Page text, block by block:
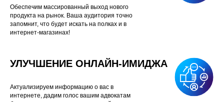
Обеспечим массированный выход нового
продукта на рынок. Ваша аудитория точно
запомнит, что будет искать на полках и в
интернет-магазинах!
УЛУЧШЕНИЕ ОНЛАЙН-ИМИДЖА
Актуализируем информацию о вас в
интернете, дадим голос вашим адвокатам